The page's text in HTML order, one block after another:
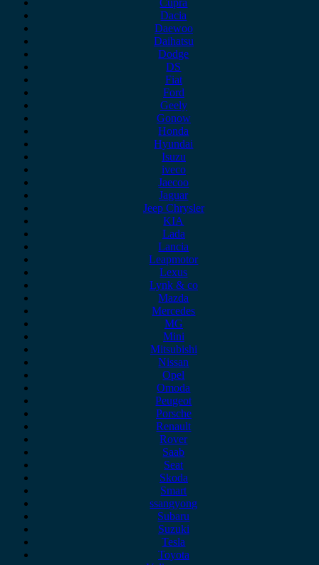
Cupra
Dacia
Daewoo
Daihatsu
Dodge
DS
Fiat
Ford
Geely
Gonow
Honda
Hyundai
Isuzu
iveco
Jaecoo
Jaguar
Jeep Chrysler
KIA
Lada
Lancia
Leapmotor
Lexus
Lynk & co
Mazda
Mercedes
MG
Mini
Mitsubishi
Nissan
Opel
Omoda
Peugeot
Porsche
Renault
Rover
Saab
Seat
Skoda
Smart
ssangyong
Subaru
Suzuki
Tesla
Toyota